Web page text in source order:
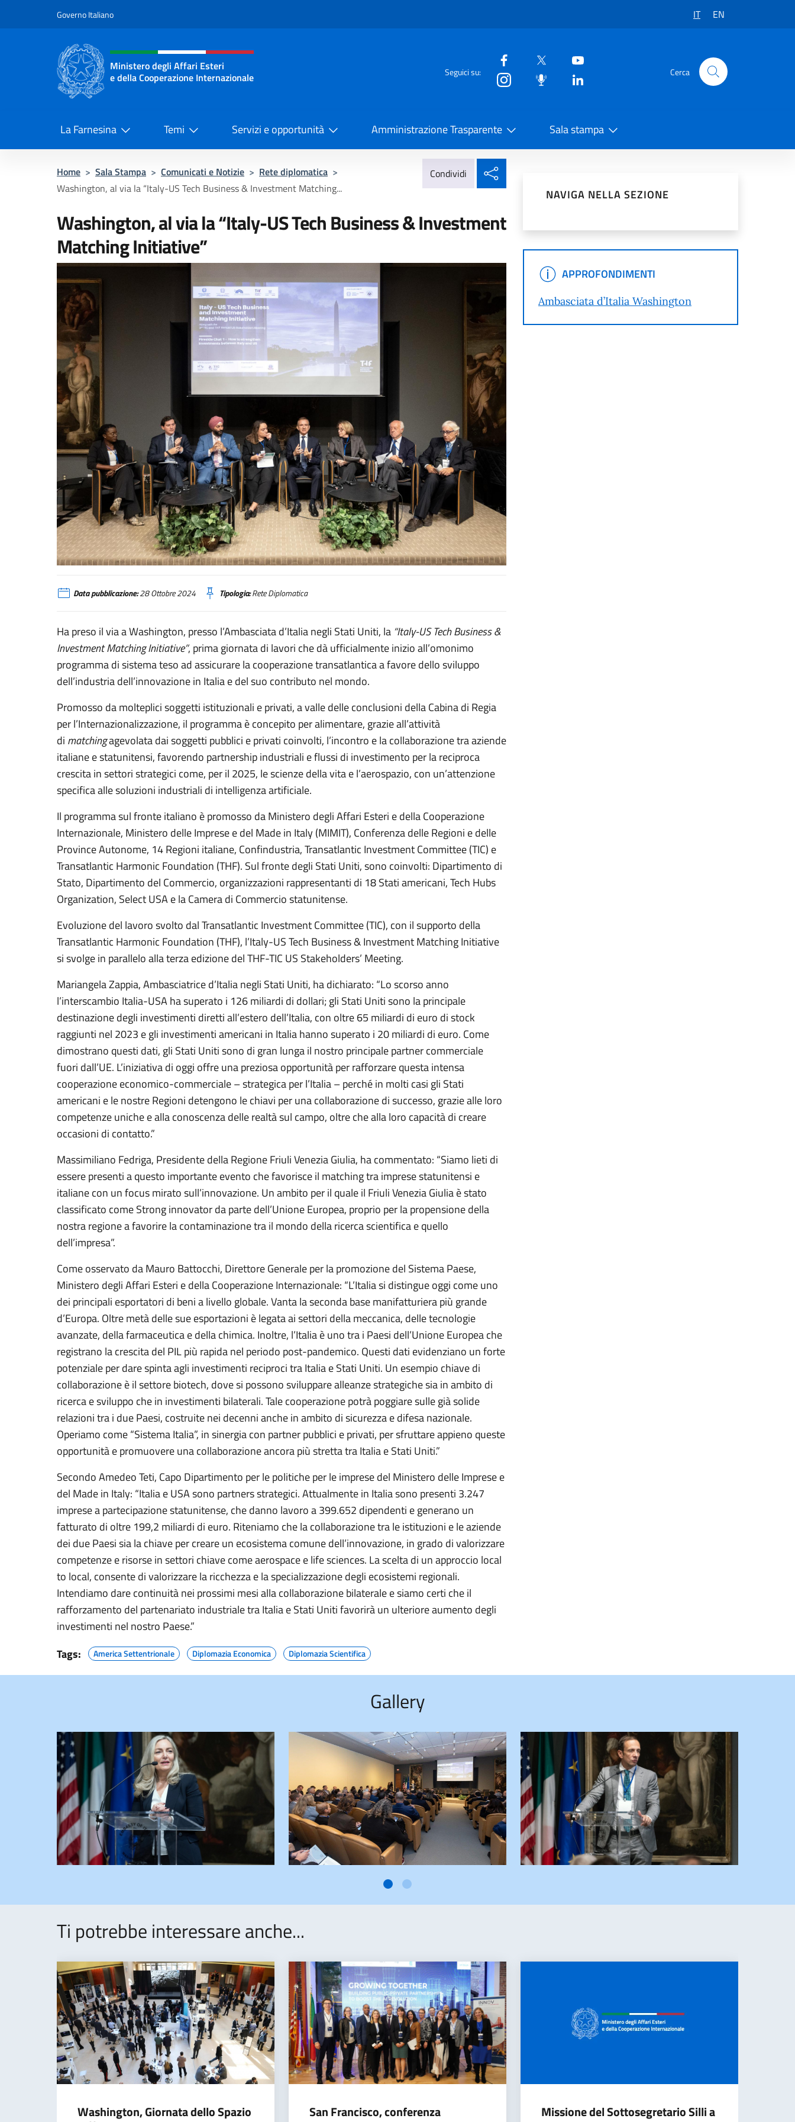
Governo Italiano IT EN
Intestazione sito, social e menù
Ministero degli Affari Esteri
e della Cooperazione Internazionale
Seguici su: Cerca
La Farnesina Temi Servizi e opportunità Amministrazione Trasparente Sala stampa
Home > Sala Stampa > Comunicati e Notizie > Rete diplomatica >
Washington, al via la “Italy-US Tech Business & Investment Matching...
Condividi
Washington, al via la “Italy-US Tech Business & Investment
Matching Initiative”
Washington, al via la “Italy-US Tech Business & Investment Matching Initiative”
Data pubblicazione:28 Ottobre 2024 Tipologia:Rete Diplomatica
Ha preso il via a Washington, presso l’Ambasciata d’Italia negli Stati Uniti, la “Italy-US Tech Business &
Investment Matching Initiative”, prima giornata di lavori che dà ufficialmente inizio all’omonimo
programma di sistema teso ad assicurare la cooperazione transatlantica a favore dello sviluppo
dell’industria dell’innovazione in Italia e del suo contributo nel mondo.
Promosso da molteplici soggetti istituzionali e privati, a valle delle conclusioni della Cabina di Regia
per l’Internazionalizzazione, il programma è concepito per alimentare, grazie all’attività
di matchingagevolata dai soggetti pubblici e privati coinvolti, l’incontro e la collaborazione tra aziende
italiane e statunitensi, favorendo partnership industriali e flussi di investimento per la reciproca
crescita in settori strategici come, per il 2025, le scienze della vita e l’aerospazio, con un’attenzione
specifica alle soluzioni industriali di intelligenza artificiale.
Il programma sul fronte italiano è promosso da Ministero degli Affari Esteri e della Cooperazione
Internazionale, Ministero delle Imprese e del Made in Italy (MIMIT), Conferenza delle Regioni e delle
Province Autonome, 14 Regioni italiane, Confindustria, Transatlantic Investment Committee (TIC) e
Transatlantic Harmonic Foundation (THF). Sul fronte degli Stati Uniti, sono coinvolti: Dipartimento di
Stato, Dipartimento del Commercio, organizzazioni rappresentanti di 18 Stati americani, Tech Hubs
Organization, Select USA e la Camera di Commercio statunitense.
Evoluzione del lavoro svolto dal Transatlantic Investment Committee (TIC), con il supporto della
Transatlantic Harmonic Foundation (THF), l’Italy-US Tech Business & Investment Matching Initiative
si svolge in parallelo alla terza edizione del THF-TIC US Stakeholders’ Meeting.
Mariangela Zappia, Ambasciatrice d’Italia negli Stati Uniti, ha dichiarato: “Lo scorso anno
l’interscambio Italia-USA ha superato i 126 miliardi di dollari; gli Stati Uniti sono la principale
destinazione degli investimenti diretti all’estero dell’Italia, con oltre 65 miliardi di euro di stock
raggiunti nel 2023 e gli investimenti americani in Italia hanno superato i 20 miliardi di euro. Come
dimostrano questi dati, gli Stati Uniti sono di gran lunga il nostro principale partner commerciale
fuori dall’UE. L’iniziativa di oggi offre una preziosa opportunità per rafforzare questa intensa
cooperazione economico-commerciale – strategica per l’Italia – perché in molti casi gli Stati
americani e le nostre Regioni detengono le chiavi per una collaborazione di successo, grazie alle loro
competenze uniche e alla conoscenza delle realtà sul campo, oltre che alla loro capacità di creare
occasioni di contatto.”
Massimiliano Fedriga, Presidente della Regione Friuli Venezia Giulia, ha commentato: “Siamo lieti di
essere presenti a questo importante evento che favorisce il matching tra imprese statunitensi e
italiane con un focus mirato sull’innovazione. Un ambito per il quale il Friuli Venezia Giulia è stato
classificato come Strong innovator da parte dell’Unione Europea, proprio per la propensione della
nostra regione a favorire la contaminazione tra il mondo della ricerca scientifica e quello
dell’impresa”.
Come osservato da Mauro Battocchi, Direttore Generale per la promozione del Sistema Paese,
Ministero degli Affari Esteri e della Cooperazione Internazionale: “L’Italia si distingue oggi come uno
dei principali esportatori di beni a livello globale. Vanta la seconda base manifatturiera più grande
d’Europa. Oltre metà delle sue esportazioni è legata ai settori della meccanica, delle tecnologie
avanzate, della farmaceutica e della chimica. Inoltre, l’Italia è uno tra i Paesi dell’Unione Europea che
registrano la crescita del PIL più rapida nel periodo post-pandemico. Questi dati evidenziano un forte
potenziale per dare spinta agli investimenti reciproci tra Italia e Stati Uniti. Un esempio chiave di
collaborazione è il settore biotech, dove si possono sviluppare alleanze strategiche sia in ambito di
ricerca e sviluppo che in investimenti bilaterali. Tale cooperazione potrà poggiare sulle già solide
relazioni tra i due Paesi, costruite nei decenni anche in ambito di sicurezza e difesa nazionale.
Operiamo come “Sistema Italia”, in sinergia con partner pubblici e privati, per sfruttare appieno queste
opportunità e promuovere una collaborazione ancora più stretta tra Italia e Stati Uniti.”
Secondo Amedeo Teti, Capo Dipartimento per le politiche per le imprese del Ministero delle Imprese e
del Made in Italy: “Italia e USA sono partners strategici. Attualmente in Italia sono presenti 3.247
imprese a partecipazione statunitense, che danno lavoro a 399.652 dipendenti e generano un
fatturato di oltre 199,2 miliardi di euro. Riteniamo che la collaborazione tra le istituzioni e le aziende
dei due Paesi sia la chiave per creare un ecosistema comune dell’innovazione, in grado di valorizzare
competenze e risorse in settori chiave come aerospace e life sciences. La scelta di un approccio local
to local, consente di valorizzare la ricchezza e la specializzazione degli ecosistemi regionali.
Intendiamo dare continuità nei prossimi mesi alla collaborazione bilaterale e siamo certi che il
rafforzamento del partenariato industriale tra Italia e Stati Uniti favorirà un ulteriore aumento degli
investimenti nel nostro Paese.”
Tags:
America Settentrionale Diplomazia Economica Diplomazia Scientifica
NAVIGA NELLA SEZIONE
APPROFONDIMENTI
APPROFONDIMENTI
Ambasciata d’Italia Washington
Gallery
Ti potrebbe interessare anche...
Washington, Giornata dello Spazio San Francisco, conferenza Missione del Sottosegretario Silli a